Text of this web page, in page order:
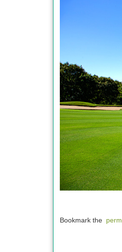
Bookmark the